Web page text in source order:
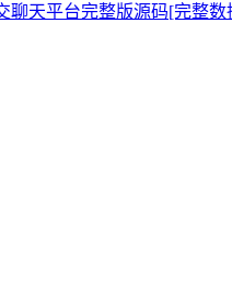
聊天平台完整版源码[完整